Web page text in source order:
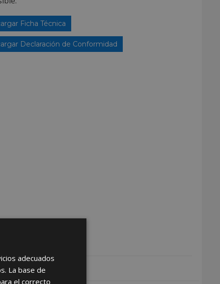
Ficha Técnica
Declaración de Conformidad
adecuados
La base de
el correcto